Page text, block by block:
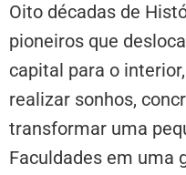
Oito décadas de
pioneiros que
capital para o
realizar sonhos,
transformar uma
Faculdades em uma